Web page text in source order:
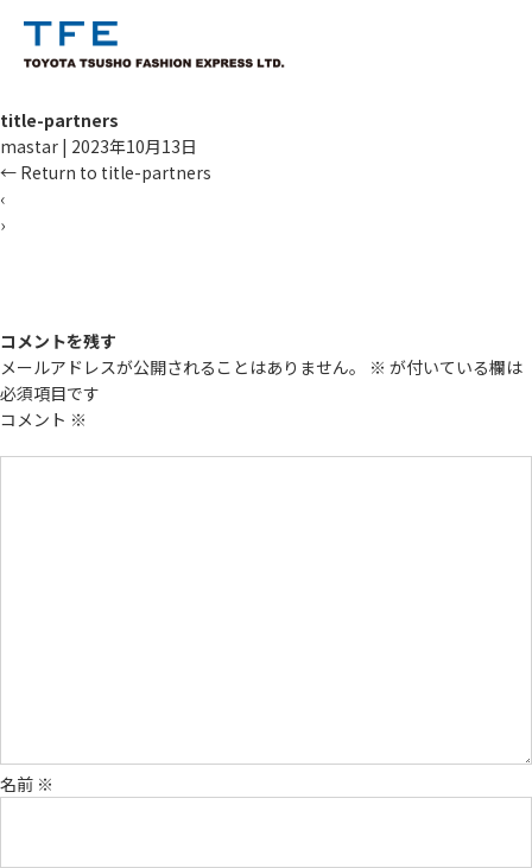
title-partners
mastar | 2023年10月13日
← Return to title-partners
‹
›
コメントを残す
メールアドレスが公開されることはありません。
※ が付いている欄は
必須項目です
コメント ※
名前 ※